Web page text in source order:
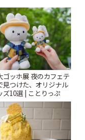
ゴッホ展 夜のカフェテ
見つけた、オリジナル
ズ10選 | ことりっぷ